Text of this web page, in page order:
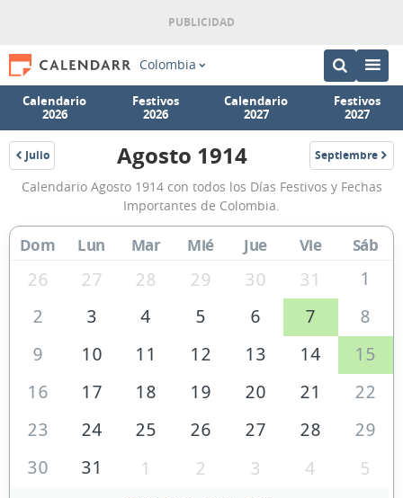
Colombia
Calendario
2026
Festivos
2026
Calendario
2027
Festivos
2027
Julio
1914
Calendario
Agosto
1914
de
Colombia
Agosto 1914 Septiembre
1914
Calendario Agosto 1914 con todos los Días Festivos y Fechas
Importantes de Colombia.
Dom Lun Mar Mié Jue Vie Sáb
26 27 28 29 30 31
1
2
3 4 5 6 7
8
9
10 11 12 13 14
15
16
17 18 19 20 21
22
23
24 25 26 27 28
29
30
31 1 2 3 4 5